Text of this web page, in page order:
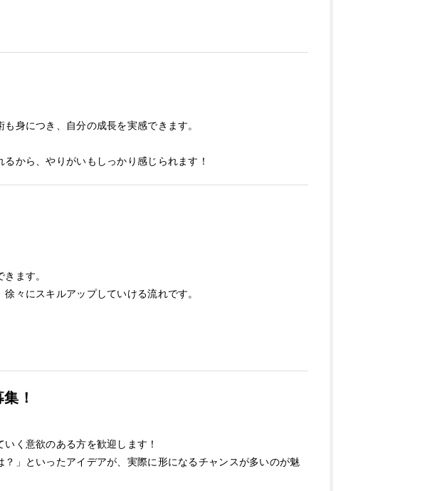
身につき、自分の成長を実感できます。
から、やりがいもしっかり感じられます！
ます。
々にスキルアップしていける流れです。
！
く意欲のある方を歓迎します！
」といったアイデアが、実際に形になるチャンスが多いのが魅